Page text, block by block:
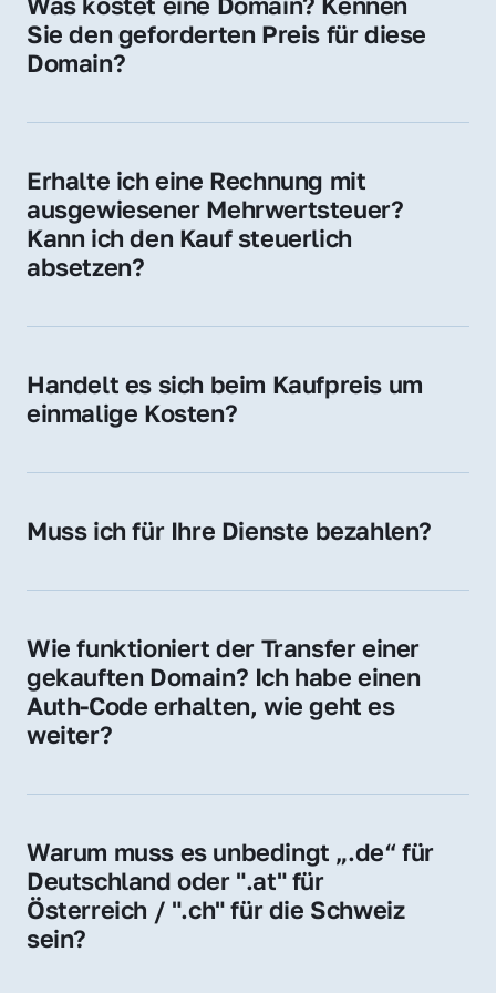
Adressen oder als digitale Investition.
Sie den geforderten Preis für diese
Domain?
Domain liegt ein konkreter Kaufpreis vor –
unverbindliches Angebot.
Erhalte ich eine Rechnung mit
ausgewiesener Mehrwertsteuer?
Kann ich den Kauf steuerlich
absetzen?
Für Unternehmen ist der Kauf in der Regel
Handelt es sich beim Kaufpreis um
einmalige Kosten?
späteren Betrieb der Domain (z. B. beim
Gebühren an. Diese bewegen sich für .de
Muss ich für Ihre Dienste bezahlen?
der Domain – ohne zusätzliche Vermittlungs-
Wie funktioniert der Transfer einer
gekauften Domain? Ich habe einen
Auth-Code erhalten, wie geht es
weiter?
Provider, die Domain zu übernehmen. Gerne
schnellen Prozess.
Warum muss es unbedingt „.de“ für
Deutschland oder ".at" für
Österreich / ".ch" für die Schweiz
sein?